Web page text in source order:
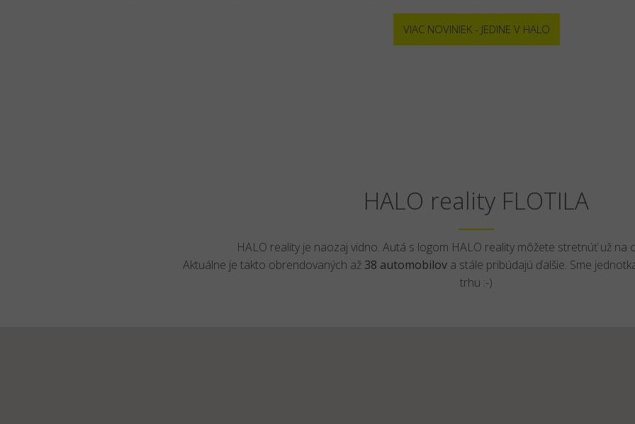
VIAC NOVINIEK - JEDINE V HALO
HALO reality FLOTILA
HALO reality je naozaj vidno. Autá s logom HALO reality môžete stretnúť už na
Aktuálne je takto obrendovaných až 38 automobilov a stále pribúdajú ďalšie. Sme
trhu :-)